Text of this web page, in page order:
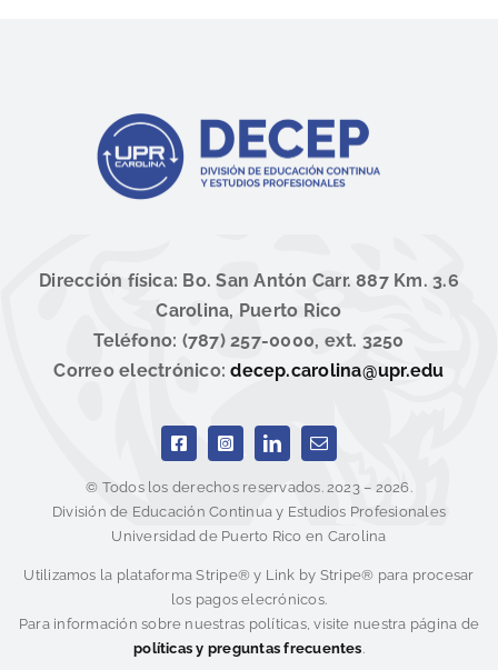
Dirección física: Bo. San Antón Carr. 887 Km. 3.6
Carolina, Puerto Rico
Teléfono: (787) 257-0000, ext. 3250
Correo electrónico:decep.carolina@upr.edu
© Todos los derechos reservados. 2023 – 2026.
División de Educación Continua y Estudios Profesionales
Universidad de Puerto Rico en Carolina
Utilizamos la plataforma Stripe® y Link by Stripe® para procesar
los pagos elecrónicos.
Para información sobre nuestras políticas, visite nuestra página de
políticas y preguntas frecuentes.